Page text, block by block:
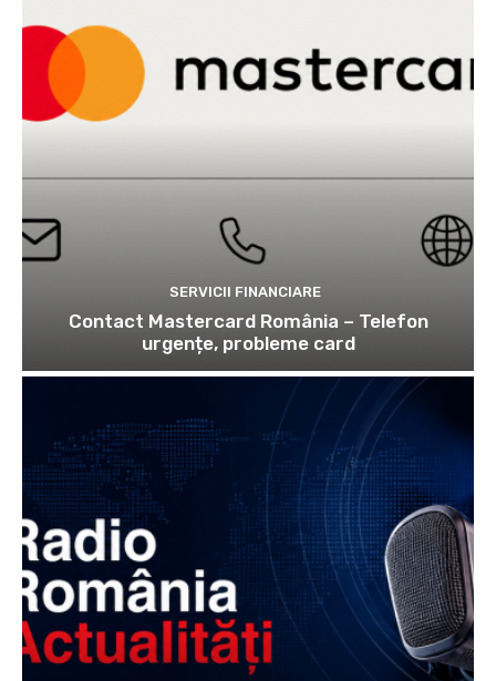
SERVICII FINANCIARE
Contact Mastercard România – Telefon
urgențe, probleme card